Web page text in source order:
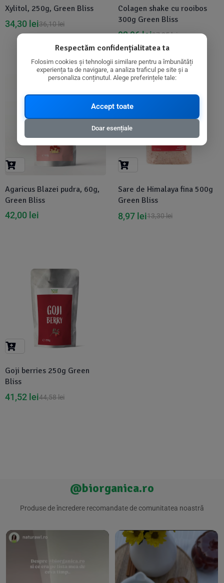
Xylitol, 250g, Green Bliss
36,10lei
34,30 lei
Colagen shake cu rooibos
300g Green Bliss
97,85lei
92,96lei
Agaricus Blazei pudra, 60g,
Green Bliss
42,00 lei
Sare de Himalaya fina 500g
Green Bliss
13,30lei
8,97 lei
Goji berries 250g Green
Bliss
44,58lei
41,52 lei
@biorganica.ro
Produse de încredere recomandate de comunitatea noastră
Respectăm confidențialitatea ta
Folosim cookies și tehnologii similare pentru a îmbunătăți
experiența ta de navigare, a analiza traficul pe site și a
personaliza conținutul. Alege preferințele tale:
Accept toate
Doar esențiale